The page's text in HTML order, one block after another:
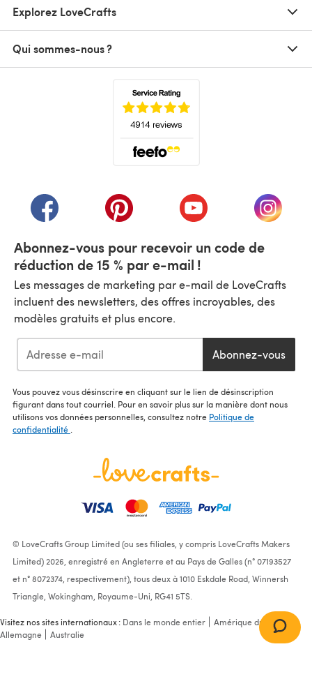
Explorez LoveCrafts
Qui sommes-nous ?
(s'ouvre dans un nouvel onglet)
(s'ouvre dans un nouvel onglet)
(s'ouvre dans un(s'ouvre
Abonnez-vous pour recevoir un code de
réduction de 15 % par e-mail !
Les messages de marketing par e-mail de LoveCrafts
incluent des newsletters, des offres incroyables, des
modèles gratuits et plus encore.
Abonnez-vous
Vous pouvez vous désinscrire en cliquant sur le lien de désinscription
figurant dans tout courriel. Pour en savoir plus sur la manière dont nous
utilisons vos données personnelles, consultez notre Politique de
confidentialité
© LoveCrafts Group Limited (ou ses filiales, y compris LoveCrafts Makers
Limited) 2026, enregistré en Angleterre et au Pays de Galles (n° 07193527
et n° 8072374, respectivement), tous deux à 1010 Eskdale Road, Winnersh
Triangle, Wokingham, Royaume-Uni, RG41 5TS.
Visitez nos sites internationaux : Dans le monde entier
Amérique du Nord
Allemagne
Australie